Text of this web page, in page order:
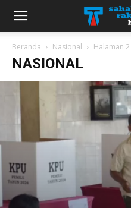
Beranda Nasional Halaman 2
NASIONAL